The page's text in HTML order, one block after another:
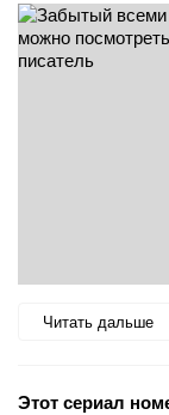
Читать дальше
Этот сериал